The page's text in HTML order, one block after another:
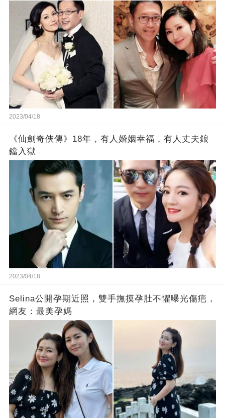
2023/04/18
《仙劍奇俠傳》18年，有人婚姻幸福，有人丈夫鋃
鐺入獄
2023/04/18
Selina公開孕期近照，雙手撫摸孕肚不懼曝光傷疤，
網友：最美孕媽